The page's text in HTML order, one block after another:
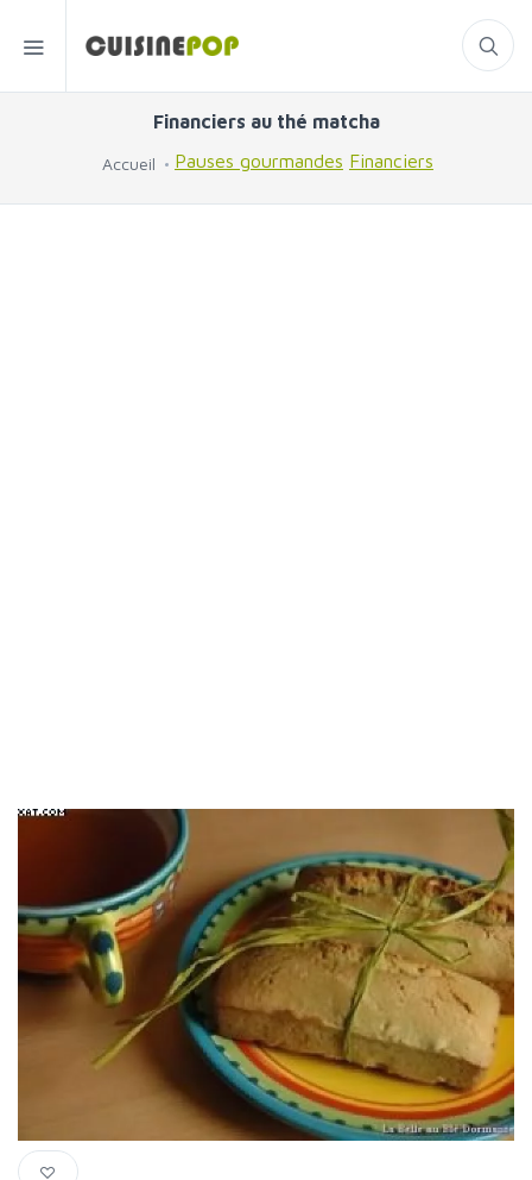
Financiers au thé matcha
Accueil Pauses gourmandes Financiers